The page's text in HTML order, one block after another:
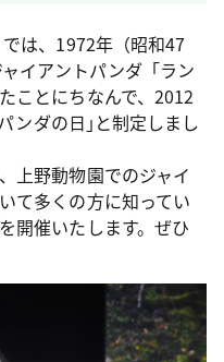
は、1972年（昭和47
イアントパンダ「ラン
ことにちなんで、2012
ンダの日｣と制定しまし
上野動物園でのジャイ
て多くの方に知ってい
開催いたします。ぜひ